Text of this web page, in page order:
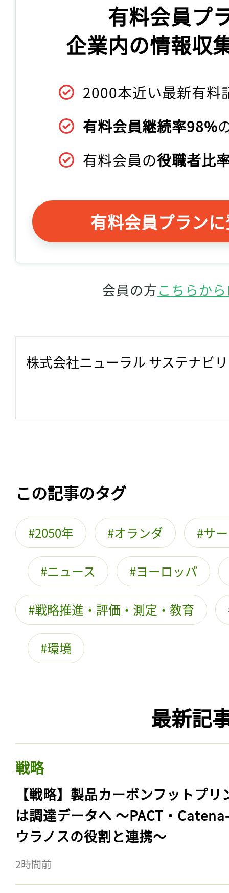
有料会員プ
企業内の情報収
2000本近い最新有料
有料会員継続率98%
有料会員の役職者比
有料会員プラン
会員の方こちらか
株式会社ニューラル サステナビ
この記事のタグ
2050年 オランダ サ
ニュース ヨーロッパ
戦略推進・評価・測定・教育
環境
最新記
戦略
【戦略】製品カーボンフットプリ
は調達データへ 〜PACT・
ウラノスの役割と連携〜
2時間前